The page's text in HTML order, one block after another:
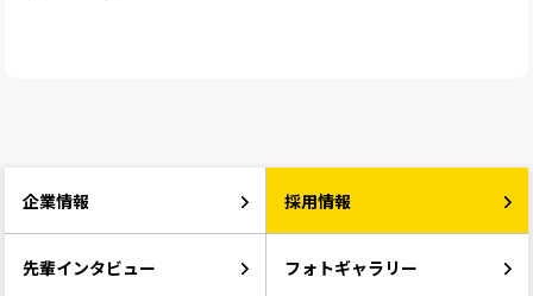
企業情報 採用情報
先輩インタビュー フォトギャラリー